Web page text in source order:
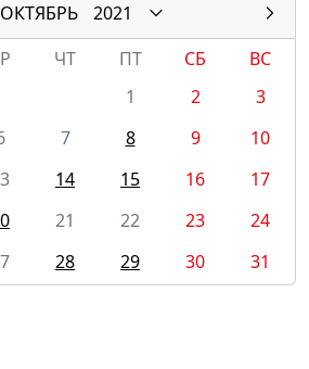
ОКТЯБРЬ
2021
ЧТ ПТ СБ
ВС
1
2
3
7 8 9
10
14 15 16
17
21 22 23
24
28 29 30 31